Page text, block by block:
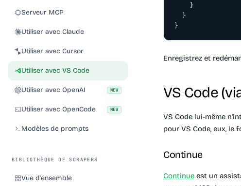
Serveur MCP
Utiliser avec Claude
Utiliser avec Cursor
Utiliser avec VS Code
Utiliser avec OpenAI NEW
Utiliser avec OpenCode NEW
Modèles de prompts
BIBLIOTHÈQUE DE SCRAPERS
Vue d'ensemble
    }
  }
}
Enregistrez et
VS Code
VS Code lui-même
pour VS Code, eux, le
Continue
Continue est un